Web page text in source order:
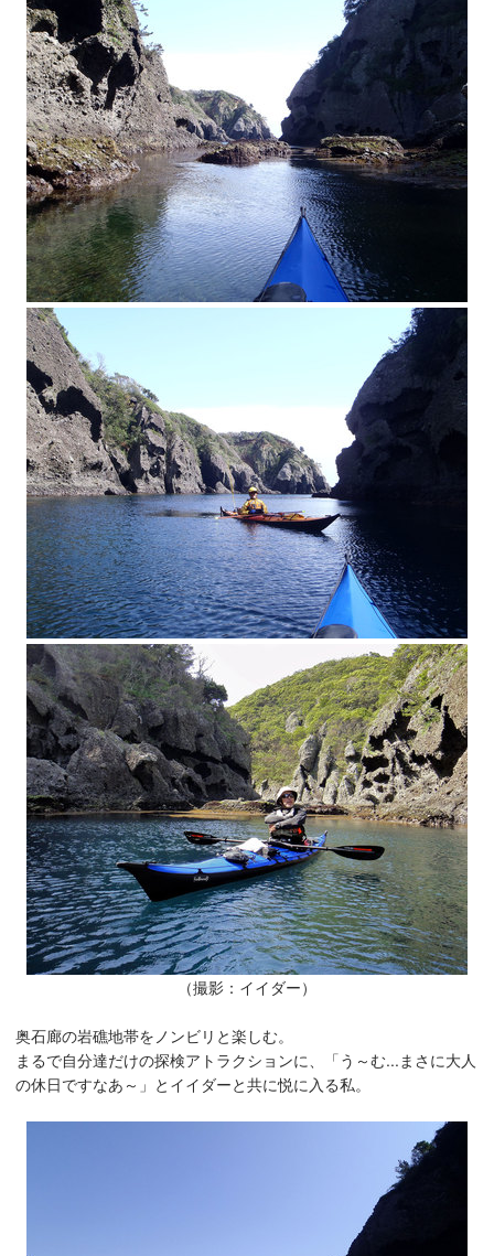
（撮影：イイダー）
奥石廊の岩礁地帯をノンビリと楽しむ。
まるで自分達だけの探検アトラクションに、「う～む...まさに大人
の休日ですなあ～」とイイダーと共に悦に入る私。